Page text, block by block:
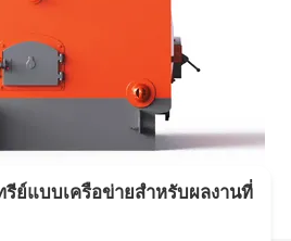
รีย์แบบเครือข่ายสําหรับผลงานที่